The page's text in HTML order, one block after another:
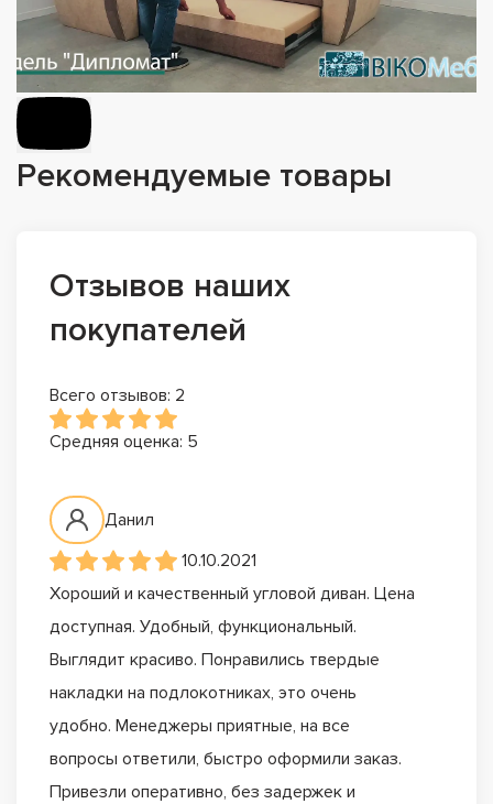
Рекомендуемые товары
Отзывов наших
покупателей
Всего отзывов: 2
Средняя оценка: 5
Данил
10.10.2021
Хороший и качественный угловой диван. Цена
доступная. Удобный, функциональный.
Выглядит красиво. Понравились твердые
накладки на подлокотниках, это очень
удобно. Менеджеры приятные, на все
вопросы ответили, быстро оформили заказ.
Привезли оперативно, без задержек и